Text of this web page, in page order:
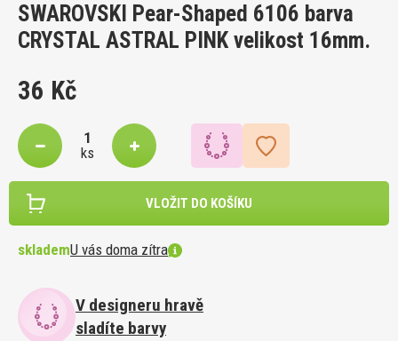
SWAROVSKI Pear-Shaped 6106 barva
CRYSTAL ASTRAL PINK velikost 16mm.
36 Kč
ks
VLOŽIT DO KOŠÍKU
sklademU vás doma zítra
V designeru hravě
sladíte barvy